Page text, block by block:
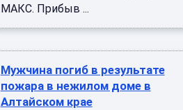
МАКС. Прибыв ...
Мужчина погиб в результате
пожара в нежилом доме в
Алтайском крае